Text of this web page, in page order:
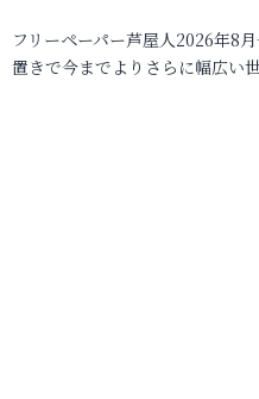
フリーペーパー芦屋人2026年8
置きで今までよりさらに幅広い